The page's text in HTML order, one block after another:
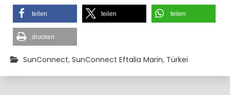
teilen teilen teilen
drucken
SunConnect, SunConnect Eftalia Marin, Türkei